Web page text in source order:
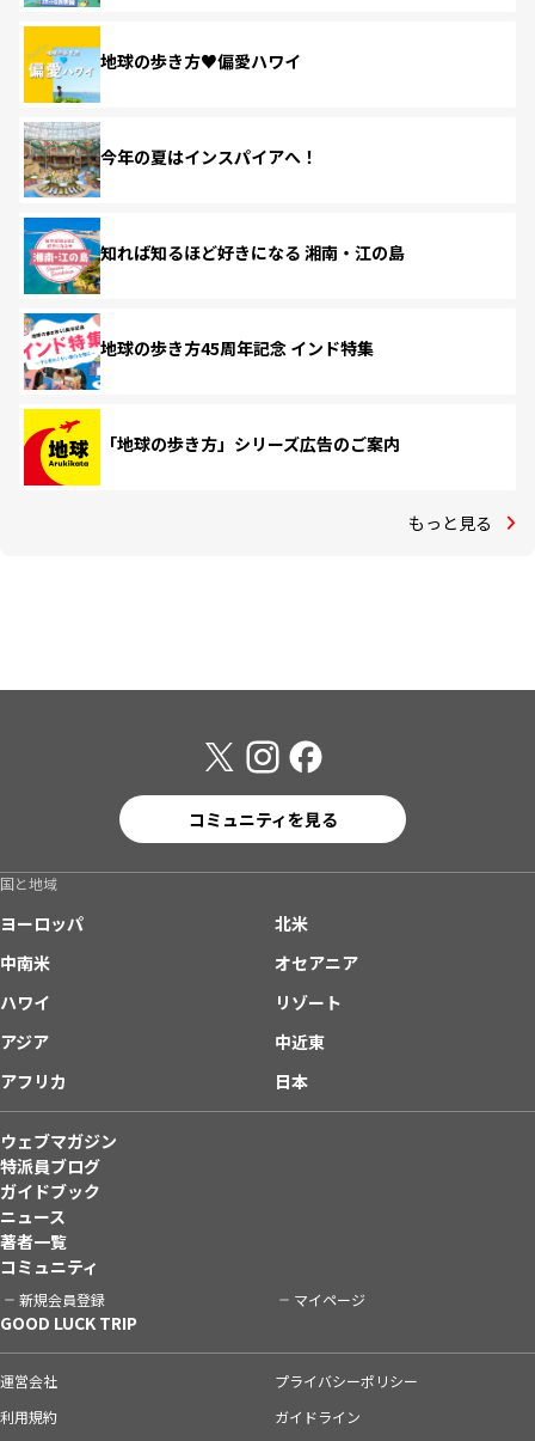
地球の歩き方♥偏愛ハワイ
今年の夏はインスパイアへ！
知れば知るほど好きになる 湘南・江の島
地球の歩き方45周年記念 インド特集
「地球の歩き方」シリーズ広告のご案内
もっと見る
コミュニティを見る
国と地域
ヨーロッパ
北米
中南米
オセアニア
ハワイ
リゾート
アジア
中近東
アフリカ
日本
ウェブマガジン
特派員ブログ
ガイドブック
ニュース
著者一覧
コミュニティ
新規会員登録 マイページ
GOOD LUCK TRIP
運営会社
プライバシーポリシー
利用規約
ガイドライン